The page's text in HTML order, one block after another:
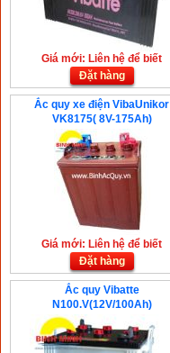
Giá mới: Liên hệ để biết
Đặt hàng
Ắc quy xe điện VibaUnikor
VK8175( 8V-175Ah)
Giá mới: Liên hệ để biết
Đặt hàng
Ắc quy Vibatte
N100.V(12V/100Ah)